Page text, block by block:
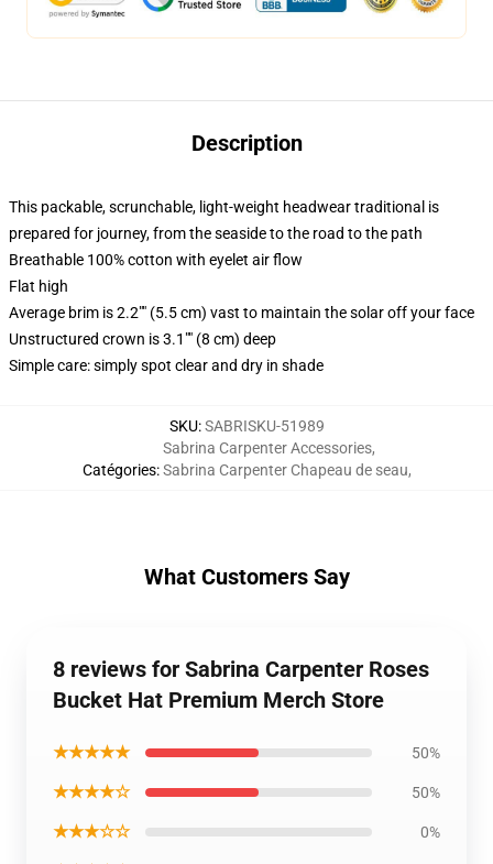
Description
This packable, scrunchable, light-weight headwear traditional is
prepared for journey, from the seaside to the road to the path
Breathable 100% cotton with eyelet air flow
Flat high
Average brim is 2.2"" (5.5 cm) vast to maintain the solar off your face
Unstructured crown is 3.1"" (8 cm) deep
Simple care: simply spot clear and dry in shade
SKU:SABRISKU-51989
Catégories:
Sabrina Carpenter Accessories,
Sabrina Carpenter Chapeau de seau,
What Customers Say
8 reviews for Sabrina Carpenter Roses
Bucket Hat Premium Merch Store
★★★★★ 50%
★★★★☆ 50%
★★★☆☆ 0%